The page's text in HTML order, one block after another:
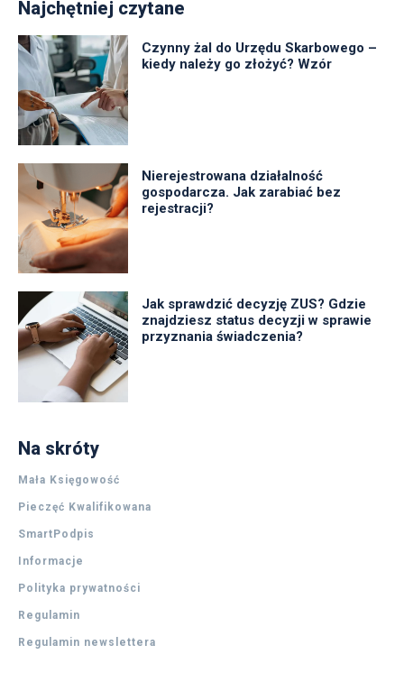
Najchętniej czytane
Czynny żal do Urzędu Skarbowego –
kiedy należy go złożyć? Wzór
Nierejestrowana działalność
gospodarcza. Jak zarabiać bez
rejestracji?
Jak sprawdzić decyzję ZUS? Gdzie
znajdziesz status decyzji w sprawie
przyznania świadczenia?
Na skróty
Mała Księgowość
Pieczęć Kwalifikowana
SmartPodpis
Informacje
Polityka prywatności
Regulamin
Regulamin newslettera